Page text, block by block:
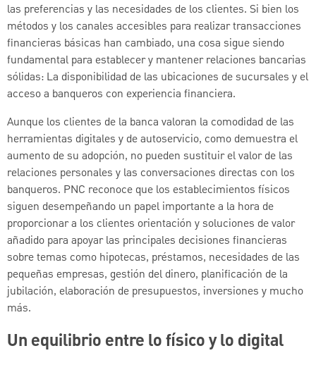
las preferencias y las necesidades de los clientes. Si bien los
métodos y los canales accesibles para realizar transacciones
financieras básicas han cambiado, una cosa sigue siendo
fundamental para establecer y mantener relaciones bancarias
sólidas: La disponibilidad de las ubicaciones de sucursales y el
acceso a banqueros con experiencia financiera.
Aunque los clientes de la banca valoran la comodidad de las
herramientas digitales y de autoservicio, como demuestra el
aumento de su adopción, no pueden sustituir el valor de las
relaciones personales y las conversaciones directas con los
banqueros. PNC reconoce que los establecimientos físicos
siguen desempeñando un papel importante a la hora de
proporcionar a los clientes orientación y soluciones de valor
añadido para apoyar las principales decisiones financieras
sobre temas como hipotecas, préstamos, necesidades de las
pequeñas empresas, gestión del dinero, planificación de la
jubilación, elaboración de presupuestos, inversiones y mucho
más.
Un equilibrio entre lo físico y lo digital